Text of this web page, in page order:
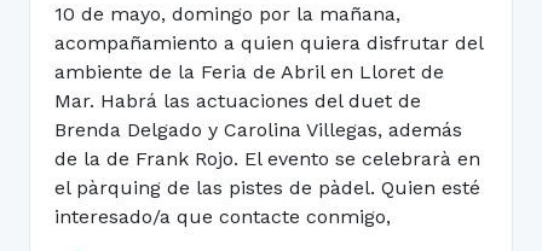
10 de mayo, domingo por la mañana,
acompañamiento a quien quiera disfrutar del
ambiente de la Feria de Abril en Lloret de
Mar. Habrá las actuaciones del duet de
Brenda Delgado y Carolina Villegas, además
de la de Frank Rojo. El evento se celebrarà en
el pàrquing de las pistes de pàdel. Quien esté
interesado/a que contacte conmigo,